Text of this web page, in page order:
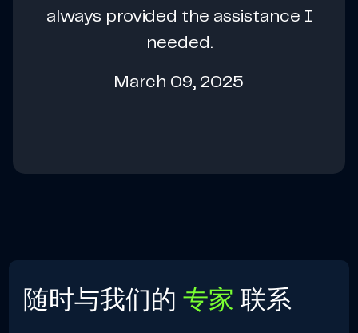
always provided the assistance I
needed.
March 09, 2025
随时与我们的专家 联系